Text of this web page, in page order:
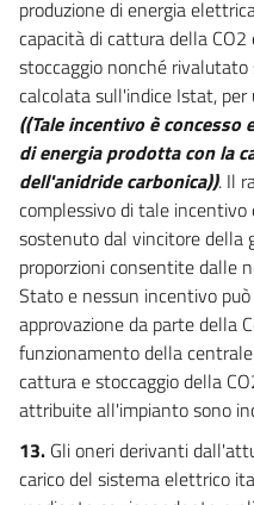
produzione di energia
capacità di cattura della
stoccaggio nonché
calcolata sull'indice Istat,
((Tale incentivo è
di energia prodotta con la
dell'anidride carbonica)). Il
complessivo di tale
sostenuto dal vincitore della
proporzioni consentite dalle
Stato e nessun incentivo
approvazione da parte della
funzionamento della
cattura e stoccaggio della
attribuite all'impianto sono
13. Gli oneri derivanti
carico del sistema elettrico